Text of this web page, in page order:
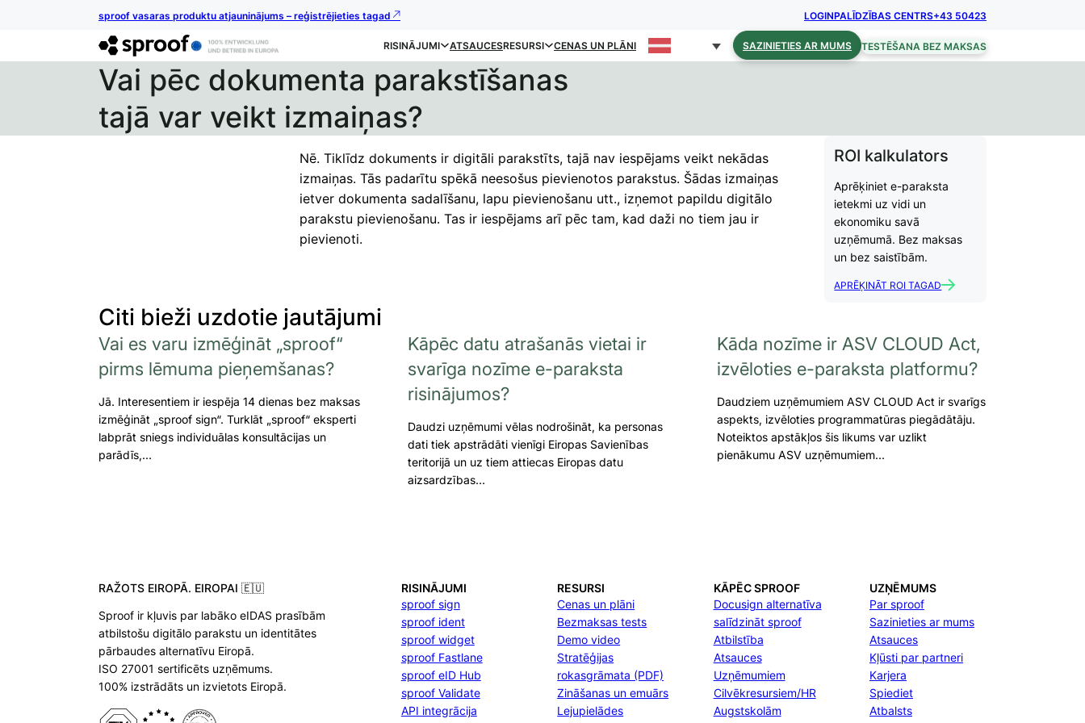
sproof vasaras produktu atjauninājums – reģistrējieties tagad LOGINPALĪDZĪBAS CENTRS+43 50423
RISINĀJUMI ATSAUCESRESURSI CENAS UN PLĀNI SAZINIETIES AR MUMS TESTĒŠANA BEZ MAKSAS
Vai pēc dokumenta parakstīšanas
tajā var veikt izmaiņas?
Nē. Tiklīdz dokuments ir digitāli parakstīts, tajā nav iespējams veikt nekādas
izmaiņas. Tās padarītu spēkā neesošus pievienotos parakstus. Šādas izmaiņas
ietver dokumenta sadalīšanu, lapu pievienošanu utt., izņemot papildu digitālo
parakstu pievienošanu. Tas ir iespējams arī pēc tam, kad daži no tiem jau ir
pievienoti.
ROI kalkulators
Aprēķiniet e-paraksta
ietekmi uz vidi un
ekonomiku savā
uzņēmumā. Bez maksas
un bez saistībām.
APRĒĶINĀT ROI TAGAD
Citi bieži uzdotie jautājumi
Vai es varu izmēģināt „sproof“
pirms lēmuma pieņemšanas?
Jā. Interesentiem ir iespēja 14 dienas bez maksas
izmēģināt „sproof sign“. Turklāt „sproof“ eksperti
labprāt sniegs individuālas konsultācijas un
parādīs,…
Kāpēc datu atrašanās vietai ir
svarīga nozīme e-paraksta
risinājumos?
Daudzi uzņēmumi vēlas nodrošināt, ka personas
dati tiek apstrādāti vienīgi Eiropas Savienības
teritorijā un uz tiem attiecas Eiropas datu
aizsardzības…
Kāda nozīme ir ASV CLOUD Act,
izvēloties e-paraksta platformu?
Daudziem uzņēmumiem ASV CLOUD Act ir svarīgs
aspekts, izvēloties programmatūras piegādātāju.
Noteiktos apstākļos šis likums var uzlikt
pienākumu ASV uzņēmumiem…
RAŽOTS EIROPĀ. EIROPAI 🇪🇺
Sproof ir kļuvis par labāko eIDAS prasībām
atbilstošu digitālo parakstu un identitātes
pārbaudes alternatīvu Eiropā.
ISO 27001 sertificēts uzņēmums.
100% izstrādāts un izvietots Eiropā.
RISINĀJUMI
sproof sign
sproof ident
sproof widget
sproof Fastlane
sproof eID Hub
sproof Validate
API integrācija
RESURSI
Cenas un plāni
Bezmaksas tests
Demo video
Stratēģijas
rokasgrāmata (PDF)
Zināšanas un emuārs
Lejupielādes
KĀPĒC SPROOF
Docusign alternatīva
salīdzināt sproof
Atbilstība
Atsauces
Uzņēmumiem
Cilvēkresursiem/HR
Augstskolām
UZŅĒMUMS
Par sproof
Sazinieties ar mums
Atsauces
Kļūsti par partneri
Karjera
Spiediet
Atbalsts